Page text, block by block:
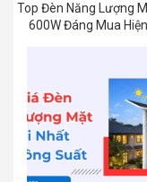
Top Đèn Năng Lượng
600W Đáng Mua